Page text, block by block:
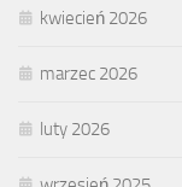
kwiecień 2026
marzec 2026
luty 2026